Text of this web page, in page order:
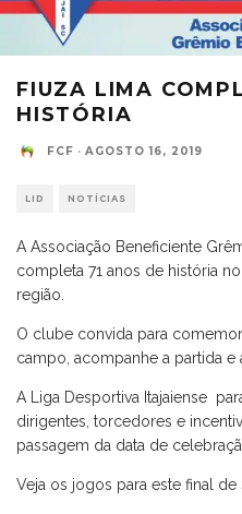
FIUZA LIMA
HISTÓRIA
FCF · AGOSTO 16, 2019
LID NOTÍCIAS
A Associação Beneficiente
completa 71 anos de história
região.
O clube convida para
campo, acompanhe a partida e
A Liga Desportiva Itajaiense
dirigentes, torcedores e
passagem da data de
Veja os jogos para este final de